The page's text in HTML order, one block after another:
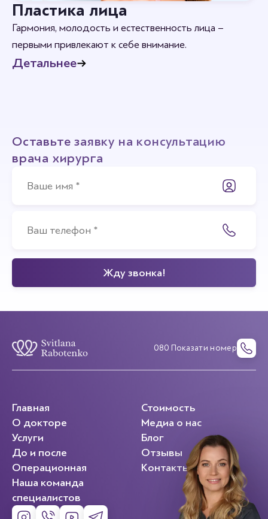
Пластика лица
Гармония, молодость и естественность лица –
первыми привлекают к себе внимание.
Детальнее
Оставьте заявку на консультацию
врача хирурга
080 Показати номер
Главная
О докторе
Услуги
До и после
Операционная
Наша команда
специалистов
Стоимость
Медиа о нас
Блог
Отзывы
Контакты